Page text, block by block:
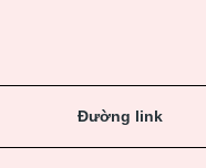
Đường link